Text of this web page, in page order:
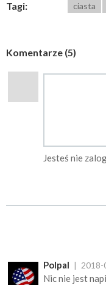
Tagi: ciasta
Komentarze (5)
Jesteś nie
Polpal 2018-
Nic nie jest